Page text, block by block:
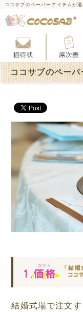
ココサブのペーパーアイテムが
ココサブのペー
結婚式場で注文